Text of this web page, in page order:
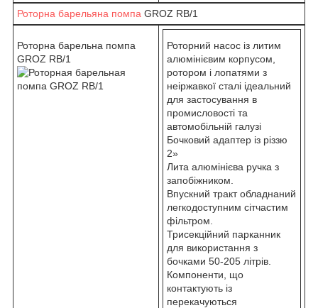
Роторна барельяна помпа GROZ RB/1
Роторна барельна помпа
GROZ RB/1
Роторний насос із литим
алюмінієвим корпусом,
ротором і лопатями з
неіржавкої сталі ідеальний
для застосування в
промисловості та
автомобільній галузі
Бочковий адаптер із різзю
2»
Лита алюмінієва ручка з
запобіжником.
Впускний тракт обладнаний
легкодоступним сітчастим
фільтром.
Трисекційний парканник
для використання з
бочками 50-205 літрів.
Компоненти, що
контактують із
перекачуються